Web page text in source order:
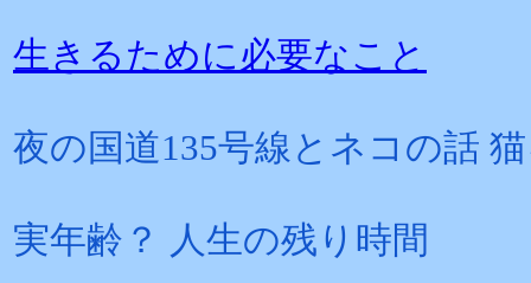
生きるために必要なこと
夜の国道135号線とネコの話
実年齢？ 人生の残り時間